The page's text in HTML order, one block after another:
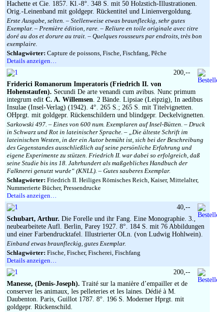
Hachette et Cie. 1857. Kl.-8°. 348 S. mit 50 Holzstich-Illustrationen.
Orig.-Leinenband mit goldgepr. Rückentitel und Linienvergoldung.
Erste Ausgabe, selten. – Stellenweise etwas braunfleckig, sehr gutes
Exemplar. – Première édition, rare. – Reliure en toile originale avec titre
doré au dos et dorure au trait. – Quelques rousseurs par endroits, très bon
exemplaire.
Schlagwörter: Capture de poissons, Fische, Fischfang, Pêche
Details anzeigen…
Friderici Romanorum Imperatoris (Friedrich II. von
Hohenstaufen). Secundi De arte venandi cum avibus. Nunc primum
integrum edit C. A. Willemsen. 2 Bände. Lipsiae (Leipzig), In aedibus
Insulae (Insel-Verlag) (1942). 4°. 265 S.; 265 S. mit Titelvignetten.
OHprgt. mit goldgepr. Rückenschildern und blindgepr. Deckelvignetten.
Sarkowski 497. – Eines von 600 num. Exemplaren auf Insel-Bütten. – Druck
in Schwarz und Rot in lateinischer Sprache. – „Die älteste Schrift im
lateinischen Westen, in der ein Autor bemüht ist, sich bei der Beschreibung
des Gegenstandes ausschließlich auf seine persönliche Erfahrung und
eigene Experimente zu stützen. Friedrich II. war dabei so erfolgreich, daß
seine Studie bis ins 18. Jahrhundert als maßgebliches Handbuch der
Falknerei genutzt wurde“ (KNLL). – Gutes sauberes Exemplar.
Schlagwörter: Friedrich II. Heiliges Römisches Reich, Kaiser, Mittelalter,
Nummerierte Bücher, Pressendrucke
Details anzeigen…
200,--
Schubart, Arthur. Die Forelle und ihr Fang. Eine Monographie. 3.,
neubearbeitete Aufl. Berlin, Parey 1927. 8°. 184 S. mit 76 Abbildungen
und einer Farbendrucktafel. Illustrierter OLn. (von Ludwig Hohlwein).
Einband etwas braunfleckig, gutes Exemplar.
Schlagwörter: Fische, Fischer, Fischerei, Fischfang
Details anzeigen…
40,--
Manesse, (Denis-Joseph). Traité sur la manière d’empailler et de
conserver les animaux, les pelleteries et les laines. Dédié à M.
Daubenton. Paris, Guillot 1787. 8°. 196 S. Moderner Hprgt. mit
goldgepr. Rückenschild.
200,--